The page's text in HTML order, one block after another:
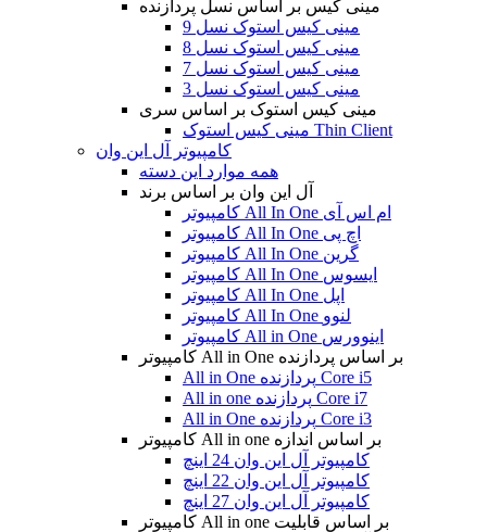
مینی کیس بر اساس نسل پردازنده
مینی کیس استوک نسل 9
مینی کیس استوک نسل 8
مینی کیس استوک نسل 7
مینی کیس استوک نسل 3
مینی کیس استوک بر اساس سری
مینی کیس استوک Thin Client
کامپیوتر آل این وان
همه موارد این دسته
آل این وان بر اساس برند
کامپیوتر All In One ام اس آی
کامپیوتر All In One اچ پی
کامپیوتر All In One گرین
کامپیوتر All In One ایسوس
کامپیوتر All In One اپل
کامپیوتر All In One لنوو
کامپیوتر All in One اینوورس
کامپیوتر All in One بر اساس پردازنده
All in One پردازنده Core i5
All in one پردازنده Core i7
All in One پردازنده Core i3
کامپیوتر All in one بر اساس اندازه
کامپیوتر آل این وان 24 اینچ
کامپیوتر آل این وان 22 اینچ
کامپیوتر آل این وان 27 اینچ
کامپیوتر All in one بر اساس قابلیت